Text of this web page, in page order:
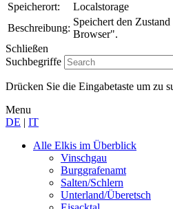
Speicherort:
Localstorage
Beschreibung:
Speichert den
Browser".
Schließen
Suchbegriffe
Drücken Sie die Eingabetaste um zu
Menu
DE | IT
Alle Elkis im Überblick
Vinschgau
Burggrafenamt
Salten/Schlern
Unterland/Überetsch